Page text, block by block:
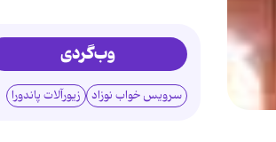
وب‌گردی
سرویس خواب نوزاد زیورآلات پاندورا